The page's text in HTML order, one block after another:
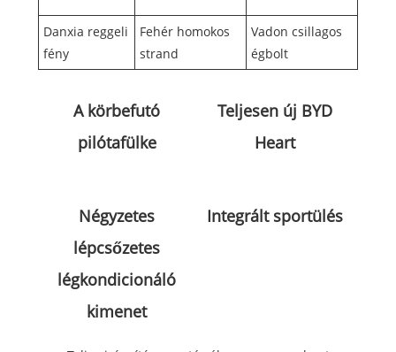
Danxia reggeli
fény
Fehér homokos
strand
Vadon csillagos
égbolt
A körbefutó
pilótafülke
Teljesen új BYD
Heart
Négyzetes
lépcsőzetes
légkondicionáló
kimenet
Integrált sportülés